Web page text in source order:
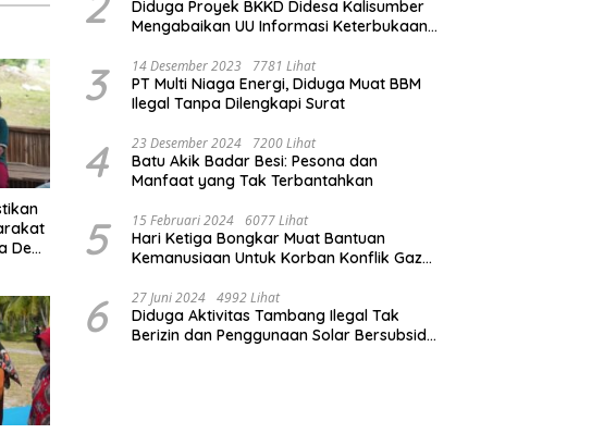
Demi
Diduga Proyek BKKD Didesa Kalisumber
Mengabaikan UU Informasi Keterbukaan
3 14 Desember 2023 7781 Lihat
PT Multi Niaga Energi, Diduga Muat BBM
Ilegal Tanpa Dilengkapi Surat
4 23 Desember 2024 7200 Lihat
Batu Akik Badar Besi: Pesona dan
Manfaat yang Tak Terbantahkan
5 15 Februari 2024 6077 Lihat
Hari Ketiga Bongkar Muat Bantuan
Kemanusiaan Untuk Korban Konflik Gaza
6 27 Juni 2024 4992 Lihat
Diduga Aktivitas Tambang Ilegal Tak
Berizin dan Penggunaan Solar Bersubsidi